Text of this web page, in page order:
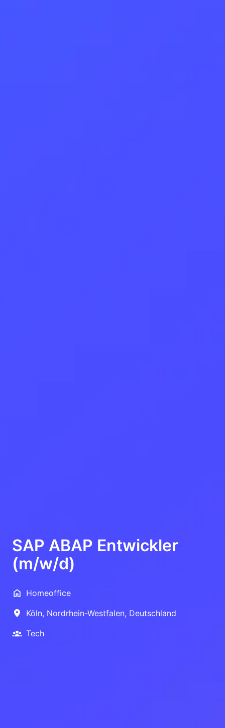
SAP ABAP Entwickler
(m/w/d)
Homeoffice
Köln, Nordrhein-Westfalen, Deutschland
Tech